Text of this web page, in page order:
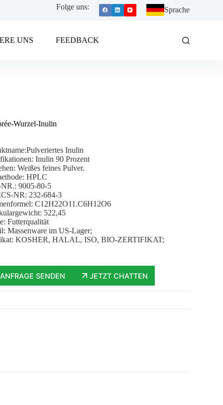
Folge uns: Sprache
UNS FEEDBACK
Wurzel-Inulin
Inulin
Inulin 90 Prozent
Weißes feines Pulver.
HPLC
9005-80-5
NR: 232-684-3
C12H22O11.C6H12O6
522,45
Futterqualität
Massenware im US-Lager;
KOSHER, HALAL, ISO, BIO-ZERTIFIKAT;
ANFRAGE SENDEN JETZT CHATTEN